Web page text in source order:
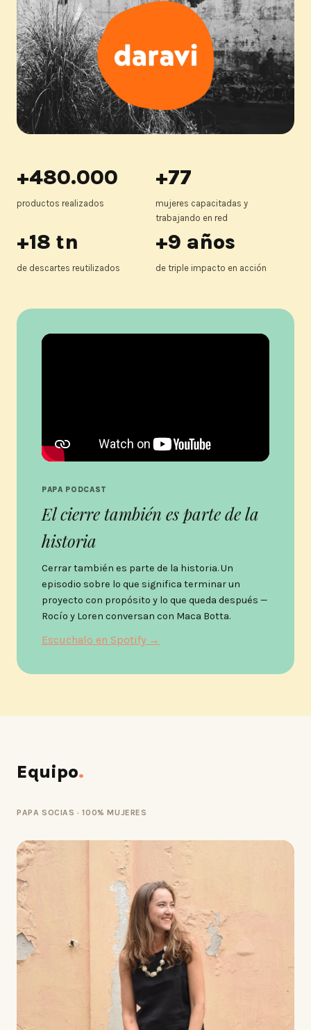
+480.000
productos realizados
+77
mujeres capacitadas y
trabajando en red
+18 tn
de descartes reutilizados
+9 años
de triple impacto en acción
PAPA PODCAST
El cierre también es parte de la
historia
Cerrar también es parte de la historia. Un
episodio sobre lo que significa terminar un
proyecto con propósito y lo que queda después —
Rocío y Loren conversan con Maca Botta.
Escuchalo en Spotify →
Equipo.
PAPA SOCIAS · 100% MUJERES